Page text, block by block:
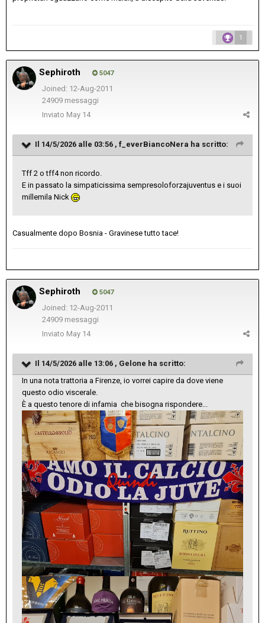
1
Sephiroth 5047
Joined: 12-Aug-2011
24909 messaggi
Inviato May 14
Il 14/5/2026 alle 03:56 , f_everBiancoNera ha scritto:
Tff 2 o tff4 non ricordo.
E in passato la simpaticissima sempresoloforzajuventus e i suoi
millemila Nick
Casualmente dopo Bosnia - Gravinese tutto tace!
Sephiroth 5047
Joined: 12-Aug-2011
24909 messaggi
Inviato May 14
Il 14/5/2026 alle 13:06 , Gelone ha scritto:
In una nota trattoria a Firenze, io vorrei capire da dove viene
questo odio viscerale.
È a questo tenore di infamia che bisogna rispondere...